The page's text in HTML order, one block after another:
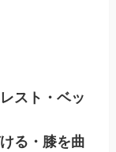
スト・ベッ
る・膝を曲